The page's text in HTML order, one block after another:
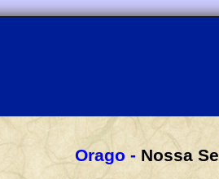
Orago - Nossa